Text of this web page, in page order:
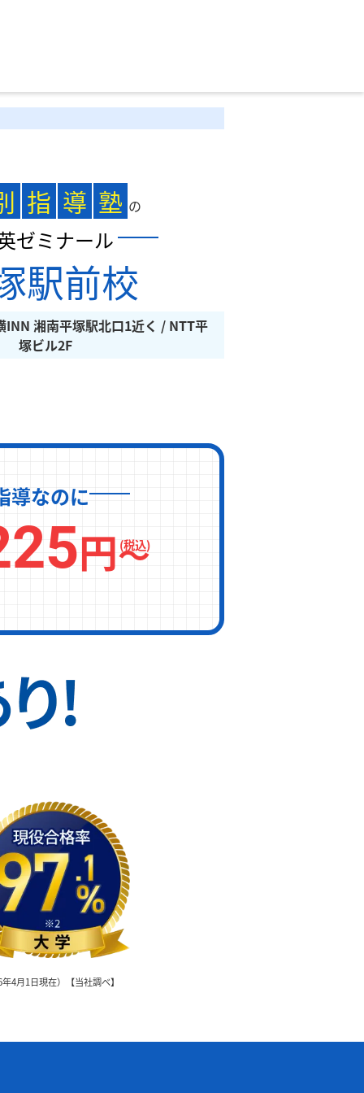
指 導 塾 の
ゼミナール
駅前校
INN 湘南平塚駅北口1近く / NTT平
塚ビル2F
導なのに
円〜
(税込)
4月1日現在）【当社調べ】